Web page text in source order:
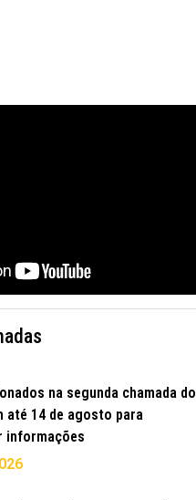
na segunda chamada do
até 14 de agosto para
informações